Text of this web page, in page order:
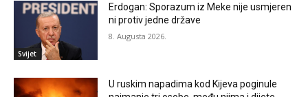
Svijet
Erdogan: Sporazum iz Meke nije usmjeren
ni protiv jedne države
8. Augusta 2026.
U ruskim napadima kod Kijeva poginule